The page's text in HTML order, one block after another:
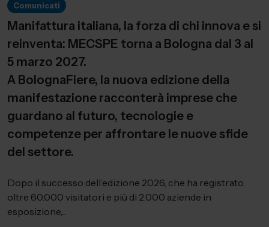
Comunicati
Manifattura italiana, la forza di chi innova e si
reinventa: MECSPE torna a Bologna dal 3 al
5 marzo 2027.
A BolognaFiere, la nuova edizione della
manifestazione racconterà imprese che
guardano al futuro, tecnologie e
competenze per affrontare le nuove sfide
del settore.
Dopo il successo dell’edizione 2026, che ha registrato
oltre 60.000 visitatori e più di 2.000 aziende in
esposizione,...